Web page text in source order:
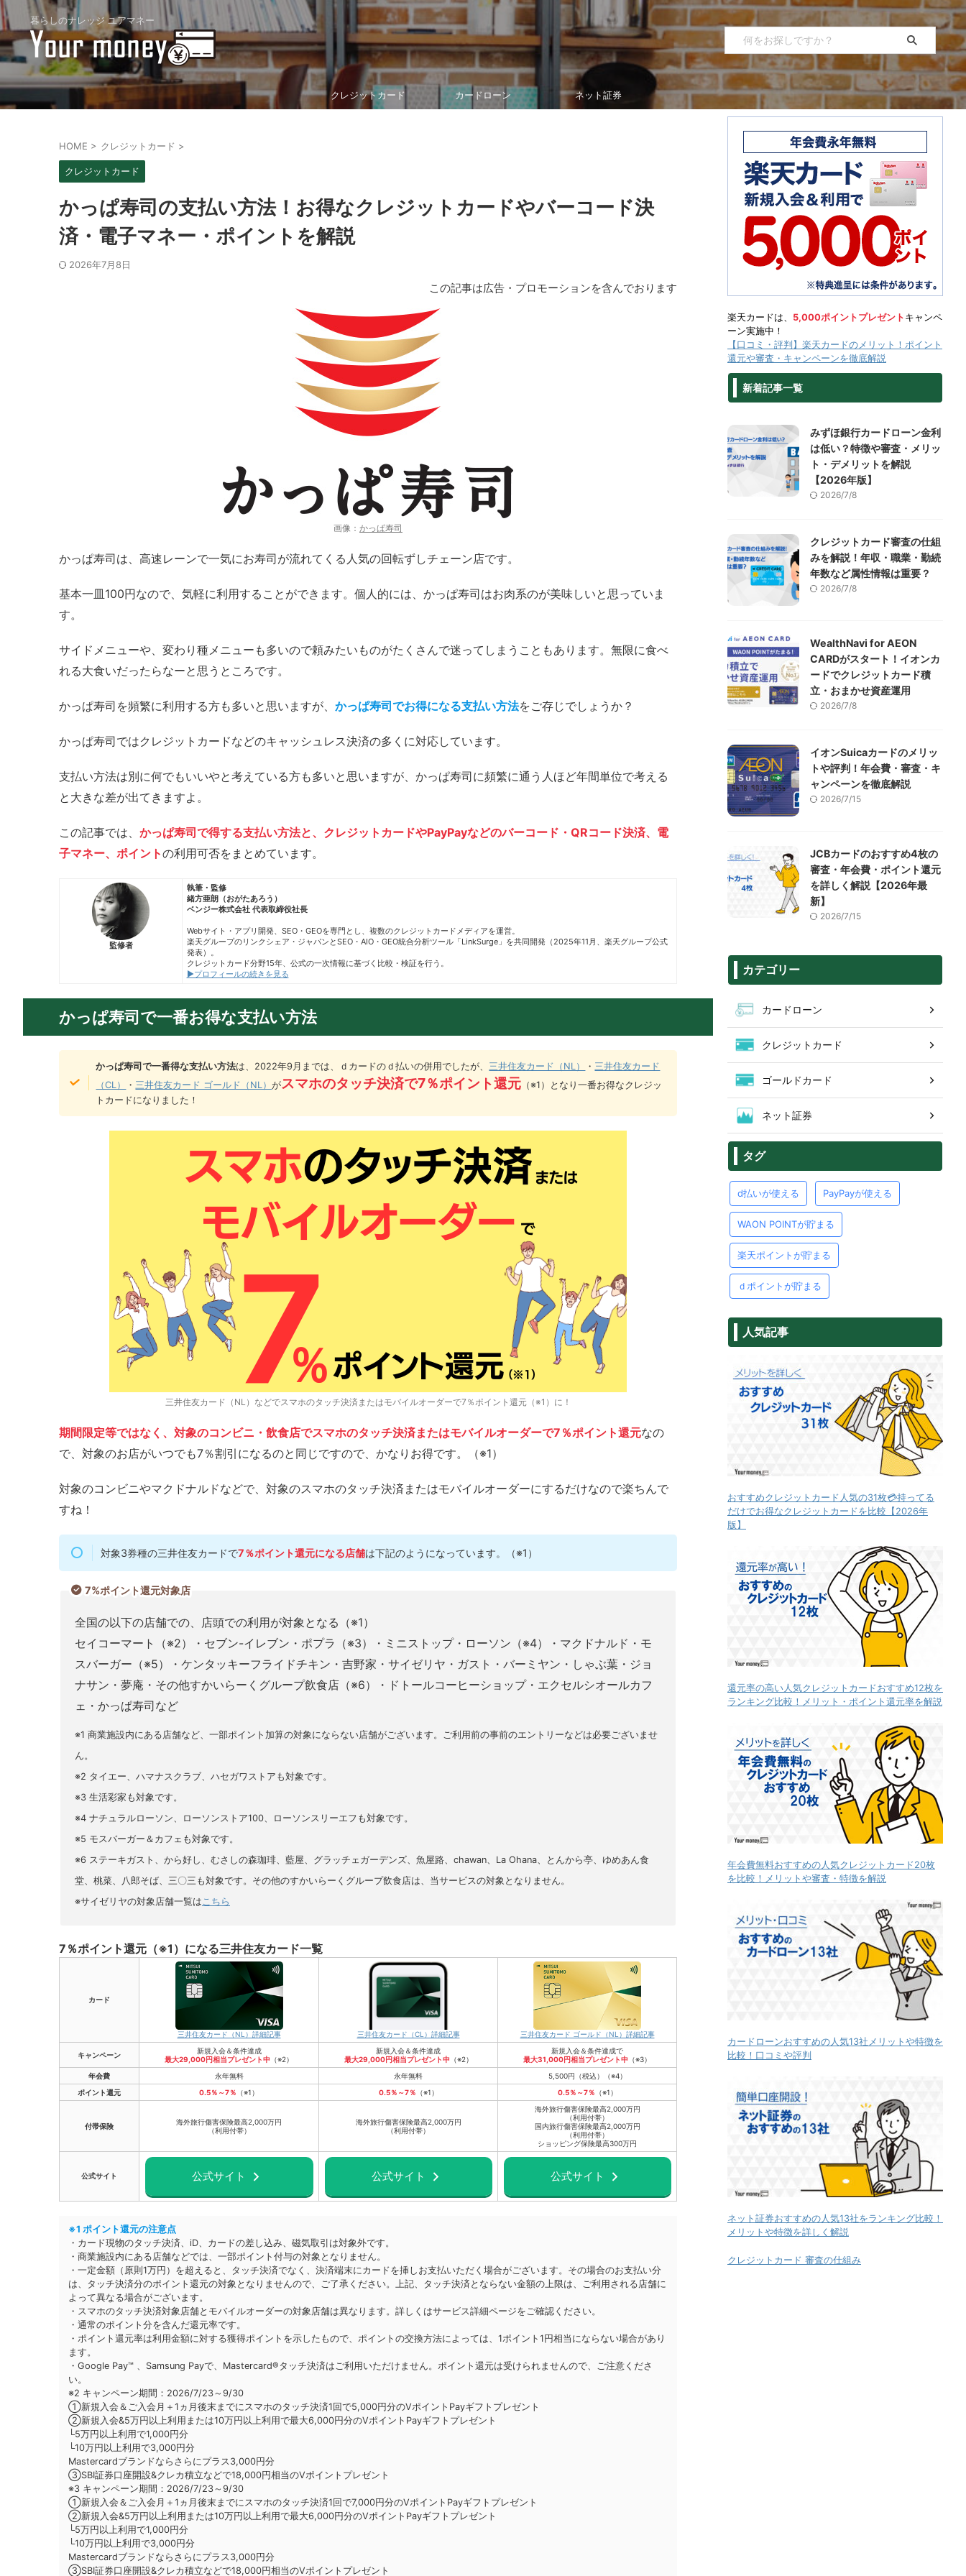
暮らしのナレッジ ユアマネー
クレジットカード カードローン ネット証券
HOME > クレジットカード >
クレジットカード
かっぱ寿司の支払い方法！お得なクレジットカードやバーコード決
済・電子マネー・ポイントを解説
2026年7月8日
この記事は広告・プロモーションを含んでおります
画像： かっぱ寿司
かっぱ寿司は、高速レーンで一気にお寿司が流れてくる人気の回転ずしチェーン店です。
基本一皿100円なので、気軽に利用することができます。個人的には、かっぱ寿司はお肉系のが美味しいと思っていま
す。
サイドメニューや、変わり種メニューも多いので頼みたいものがたくさんで迷ってしまうこともあります。無限に食べ
れる大食いだったらなーと思うところです。
かっぱ寿司を頻繁に利用する方も多いと思いますが、 かっぱ寿司でお得になる支払い方法をご存じでしょうか？
かっぱ寿司ではクレジットカードなどのキャッシュレス決済の多くに対応しています。
支払い方法は別に何でもいいやと考えている方も多いと思いますが、かっぱ寿司に頻繁に通う人ほど年間単位で考える
と大きな差が出てきますよ。
この記事では、 かっぱ寿司で得する支払い方法と、クレジットカードやPayPayなどのバーコード・QRコード決済、電
子マネー、ポイントの利用可否をまとめています。
監修者
執筆・監修
緒方亜朗（おがたあろう）
ベンジー株式会社 代表取締役社長
Webサイト・アプリ開発、SEO・GEOを専門とし、複数のクレジットカードメディアを運営。
楽天グループのリンクシェア・ジャパンとSEO・AIO・GEO統合分析ツール「LinkSurge」を共同開発（2025年11月、楽天グループ公式
発表）。
クレジットカード分野15年、公式の一次情報に基づく比較・検証を行う。
▶プロフィールの続きを見る
かっぱ寿司で一番お得な支払い方法
かっぱ寿司で一番得な支払い方法は、2022年9月までは、ｄカードのｄ払いの併用でしたが、 三井住友カード（NL） ・ 三井住友カード
（CL）
・ 三井住友カード ゴールド（NL）がスマホのタッチ決済で7％ポイント還元 （※1）となり一番お得なクレジッ
トカードになりました！
三井住友カード（NL）などでスマホのタッチ決済またはモバイルオーダーで7％ポイント還元（※1）に！
期間限定等ではなく、対象のコンビニ・飲食店でスマホのタッチ決済またはモバイルオーダーで7％ポイント還元なの
で、対象のお店がいつでも7％割引になるのと同じですので、かなりお得です。（※1）
対象のコンビニやマクドナルドなどで、対象のスマホのタッチ決済またはモバイルオーダーにするだけなので楽ちんで
すね！
対象3券種の三井住友カードで7％ポイント還元になる店舗は下記のようになっています。（※1）
7%ポイント還元対象店
全国の以下の店舗での、店頭での利用が対象となる（※1）
セイコーマート（※2）・セブン-イレブン・ポプラ（※3）・ミニストップ・ローソン（※4）・マクドナルド・モ
スバーガー（※5）・ケンタッキーフライドチキン・吉野家・サイゼリヤ・ガスト・バーミヤン・しゃぶ葉・ジョ
ナサン・夢庵・その他すかいらーくグループ飲食店（※6）・ドトールコーヒーショップ・エクセルシオールカフ
ェ・かっぱ寿司など
※1 商業施設内にある店舗など、一部ポイント加算の対象にならない店舗がございます。ご利用前の事前のエントリーなどは必要ございませ
ん。
※2 タイエー、ハマナスクラブ、ハセガワストアも対象です。
※3 生活彩家も対象です。
※4 ナチュラルローソン、ローソンストア100、ローソンスリーエフも対象です。
※5 モスバーガー＆カフェも対象です。
※6 ステーキガスト、から好し、むさしの森珈琲、藍屋、グラッチェガーデンズ、魚屋路、chawan、La Ohana、とんから亭、ゆめあん食
堂、桃菜、八郎そば、三〇三も対象です。その他のすかいらーくグループ飲食店は、当サービスの対象となりません。
※サイゼリヤの対象店舗一覧はこちら
7％ポイント還元（※1）になる三井住友カード一覧
カード
三井住友カード（NL）詳細記事 三井住友カード（CL）詳細記事 三井住友カード ゴールド（NL）詳細記事
キャンペーン
新規入会＆条件達成
最大29,000円相当プレゼント中 （※2）
新規入会＆条件達成
最大29,000円相当プレゼント中 （※2）
新規入会＆条件達成で
最大31,000円相当プレゼント中 （※3）
年会費
永年無料 永年無料
5,500円（税込）（※4）
ポイント還元
0.5％～7％ （※1） 0.5％～7％ （※1） 0.5％～7％ （※1）
付帯保険
海外旅行傷害保険最高2,000万円
（利用付帯）
海外旅行傷害保険最高2,000万円
（利用付帯）
海外旅行傷害保険最高2,000万円
（利用付帯）
国内旅行傷害保険最高2,000万円
（利用付帯）
ショッピング保険最高300万円
公式サイト 公式サイト 公式サイト 公式サイト
※1 ポイント還元の注意点
・カード現物のタッチ決済、iD、カードの差し込み、磁気取引は対象外です。
・商業施設内にある店舗などでは、一部ポイント付与の対象となりません。
・一定金額（原則1万円）を超えると、タッチ決済でなく、決済端末にカードを挿しお支払いただく場合がございます。その場合のお支払い分
は、タッチ決済分のポイント還元の対象となりませんので、ご了承ください。上記、タッチ決済とならない金額の上限は、ご利用される店舗に
よって異なる場合がございます。
・スマホのタッチ決済対象店舗とモバイルオーダーの対象店舗は異なります。詳しくはサービス詳細ページをご確認ください。
・通常のポイント分を含んだ還元率です。
・ポイント還元率は利用金額に対する獲得ポイントを示したもので、ポイントの交換方法によっては、1ポイント1円相当にならない場合があり
ます。
・Google Pay™ 、Samsung Payで、Mastercard®タッチ決済はご利用いただけません。ポイント還元は受けられませんので、ご注意くださ
い。
※2 キャンペーン期間：2026/7/23～9/30
①新規入会＆ご入会月＋1ヵ月後末までにスマホのタッチ決済1回で5,000円分のVポイントPayギフトプレゼント
②新規入会&5万円以上利用または10万円以上利用で最大6,000円分のVポイントPayギフトプレゼント
└5万円以上利用で1,000円分
└10万円以上利用で3,000円分
Mastercardブランドならさらにプラス3,000円分
③SBI証券口座開設&クレカ積立などで18,000円相当のVポイントプレゼント
※3 キャンペーン期間：2026/7/23～9/30
①新規入会＆ご入会月＋1ヵ月後末までにスマホのタッチ決済1回で7,000円分のVポイントPayギフトプレゼント
②新規入会&5万円以上利用または10万円以上利用で最大6,000円分のVポイントPayギフトプレゼント
└5万円以上利用で1,000円分
└10万円以上利用で3,000円分
Mastercardブランドならさらにプラス3,000円分
③SBI証券口座開設&クレカ積立などで18,000円相当のVポイントプレゼント
楽天カードは、 5,000ポイントプレゼント キャンペ
ーン実施中！
【口コミ・評判】楽天カードのメリット！ポイント
還元や審査・キャンペーンを徹底解説
新着記事一覧
みずほ銀行カードローン金利
は低い？特徴や審査・メリッ
ト・デメリットを解説
【2026年版】
2026/7/8
クレジットカード審査の仕組
みを解説！年収・職業・勤続
年数など属性情報は重要？
2026/7/8
WealthNavi for AEON
CARDがスタート！イオンカ
ードでクレジットカード積
立・おまかせ資産運用
2026/7/8
イオンSuicaカードのメリッ
トや評判！年会費・審査・キ
ャンペーンを徹底解説
2026/7/15
JCBカードのおすすめ4枚の
審査・年会費・ポイント還元
を詳しく解説【2026年最
新】
2026/7/15
カテゴリー
カードローン
クレジットカード
ゴールドカード
ネット証券
タグ
d払いが使える PayPayが使える
WAON POINTが貯まる
楽天ポイントが貯まる
ｄポイントが貯まる
人気記事
おすすめクレジットカード人気の31枚💳持ってる
だけでお得なクレジットカードを比較【2026年
版】
還元率の高い人気クレジットカードおすすめ12枚を
ランキング比較！メリット・ポイント還元率を解説
年会費無料おすすめの人気クレジットカード20枚
を比較！メリットや審査・特徴を解説
カードローンおすすめの人気13社メリットや特徴を
比較！口コミや評判
ネット証券おすすめの人気13社をランキング比較！
メリットや特徴を詳しく解説
クレジットカード 審査の仕組み